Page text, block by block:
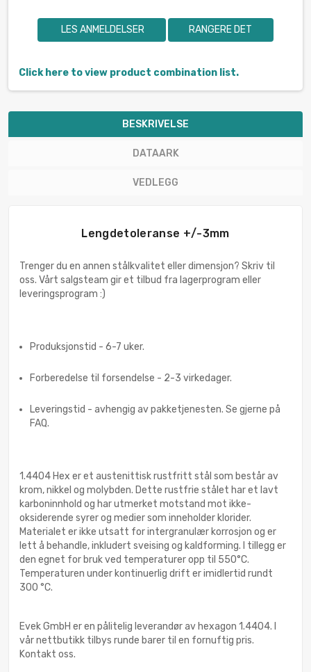
LES ANMELDELSER RANGERE DET
Click here to view product combination list.
BESKRIVELSE
DATAARK
VEDLEGG
Lengdetoleranse +/-3mm
Trenger du en annen stålkvalitet eller dimensjon? Skriv til
oss. Vårt salgsteam gir et tilbud fra lagerprogram eller
leveringsprogram :)
Produksjonstid - 6-7 uker.
Forberedelse til forsendelse - 2-3 virkedager.
Leveringstid - avhengig av pakketjenesten. Se gjerne på
FAQ.
1.4404 Hex er et austenittisk rustfritt stål som består av
krom, nikkel og molybden. Dette rustfrie stålet har et lavt
karboninnhold og har utmerket motstand mot ikke-
oksiderende syrer og medier som inneholder klorider.
Materialet er ikke utsatt for intergranulær korrosjon og er
lett å behandle, inkludert sveising og kaldforming. I tillegg er
den egnet for bruk ved temperaturer opp til 550°C.
Temperaturen under kontinuerlig drift er imidlertid rundt
300 °C.
Evek GmbH er en pålitelig leverandør av hexagon 1.4404. I
vår nettbutikk tilbys runde barer til en fornuftig pris.
Kontakt oss.